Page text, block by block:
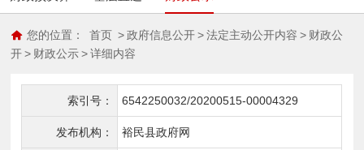
您的位置： 首页 > 政府信息公开 > 法定主动公开内容 > 财政公
开 > 财政公示 > 详细内容
索引号： 6542250032/20200515-00004329
发布机构： 裕民县政府网